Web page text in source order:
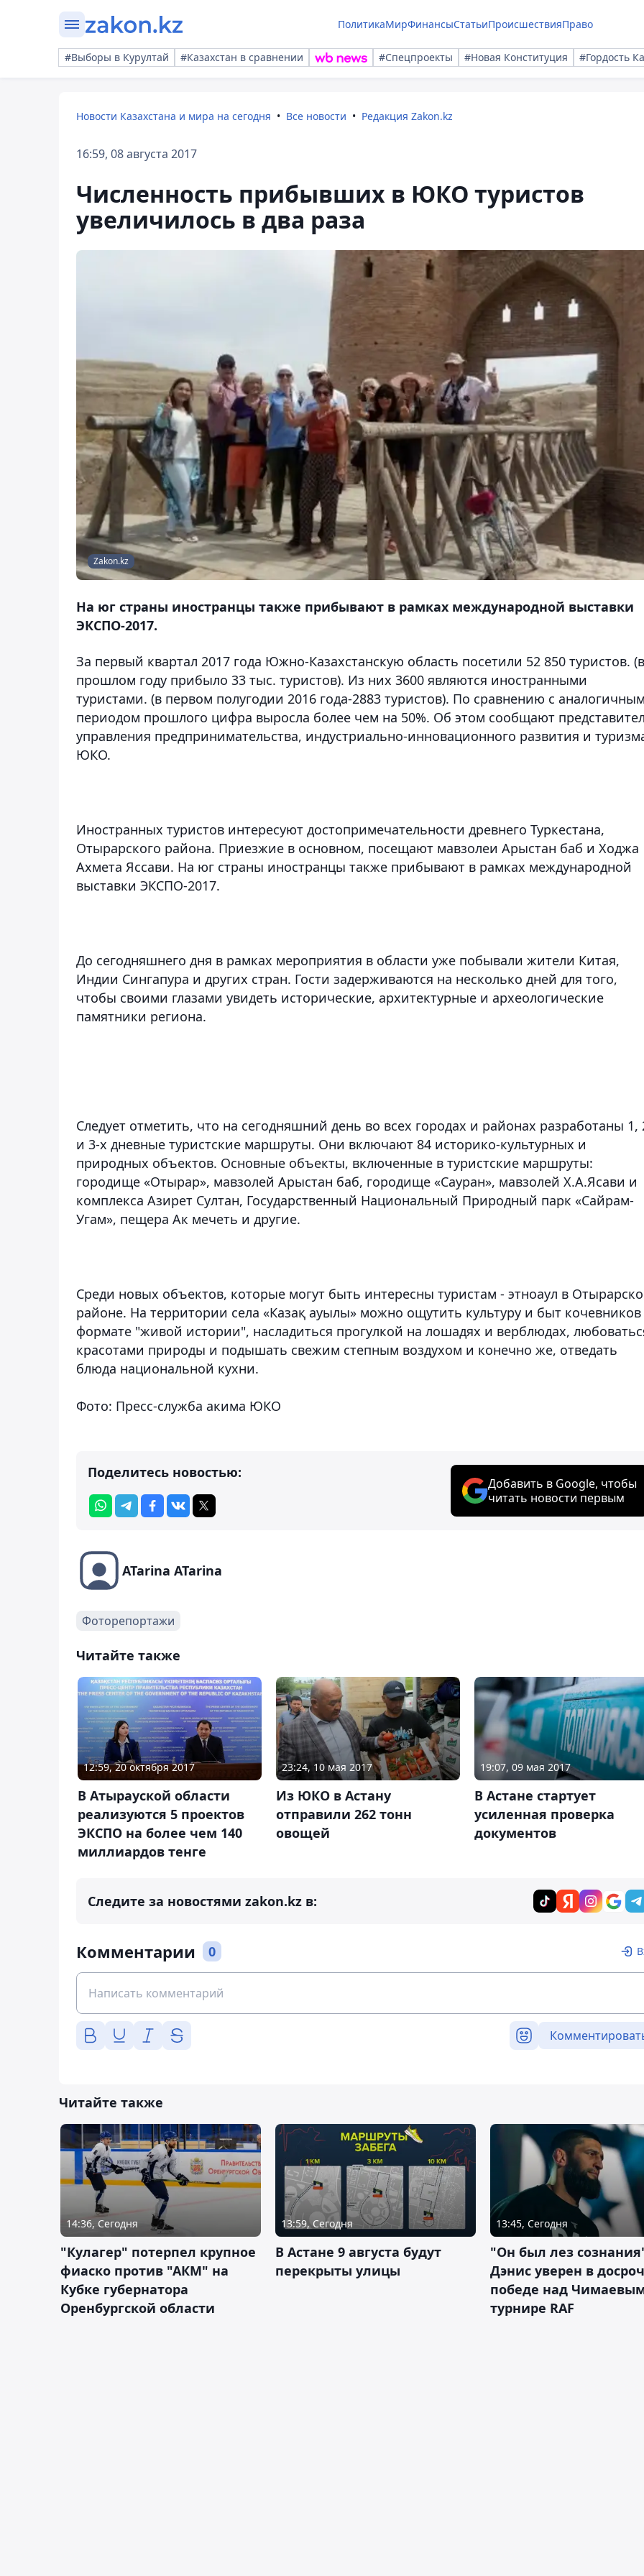
ПолитикаМирФинансыСтатьиПроисшествияПраво
#Выборы в Курултай #Казахстан в сравнении #Спецпроекты #Новая Конституция #Гордость
Новости Казахстана и мира на сегодня Все новости Редакция Zakon.kz
16:59, 08 августа 2017
Численность прибывших в ЮКО туристов
увеличилось в два раза
Zakon.kz
На юг страны иностранцы также прибывают в рамках международной выставки
ЭКСПО-2017.
За первый квартал 2017 года Южно-Казахстанскую область посетили 52 850 туристов. (в
прошлом году прибыло 33 тыс. туристов). Из них 3600 являются иностранными
туристами. (в первом полугодии 2016 года-2883 туристов). По сравнению с
периодом прошлого цифра выросла более чем на 50%. Об этом сообщают
управления предпринимательства, индустриально-инновационного развития и
ЮКО.
Иностранных туристов интересуют достопримечательности древнего Туркестана,
Отырарского района. Приезжие в основном, посещают мавзолеи Арыстан баб и Ходжа
Ахмета Яссави. На юг страны иностранцы также прибывают в рамках международной
выставки ЭКСПО-2017.
До сегодняшнего дня в рамках мероприятия в области уже побывали жители Китая,
Индии Сингапура и других стран. Гости задерживаются на несколько дней для того,
чтобы своими глазами увидеть исторические, архитектурные и археологические
памятники региона.
Следует отметить, что на сегодняшний день во всех городах и районах разработаны 1,
и 3-х дневные туристские маршруты. Они включают 84 историко-культурных и
природных объектов. Основные объекты, включенные в туристские маршруты:
городище «Отырар», мавзолей Арыстан баб, городище «Сауран», мавзолей Х.А.Ясави и
комплекса Азирет Султан, Государственный Национальный Природный парк «Сайрам-
Угам», пещера Ак мечеть и другие.
Среди новых объектов, которые могут быть интересны туристам - этноаул в
районе. На территории села «Казақ ауылы» можно ощутить культуру и быт кочевников
формате "живой истории", насладиться прогулкой на лошадях и верблюдах,
красотами природы и подышать свежим степным воздухом и конечно же, отведать
блюда национальной кухни.
Фото: Пресс-служба акима ЮКО
Поделитесь новостью:
Добавить в Google, чтобы
читать новости первым
ATarina ATarina
Фоторепортажи
Читайте также
12:59, 20 октября 2017
В Атырауской области
реализуются 5 проектов
ЭКСПО на более чем 140
миллиардов тенге
23:24, 10 мая 2017
Из ЮКО в Астану
отправили 262 тонн
овощей
19:07, 09 мая 2017
В Астане стартует
усиленная проверка
документов
Следите за новостями zakon.kz в:
Комментарии 0
Читайте также
14:36, Сегодня
"Кулагер" потерпел крупное
фиаско против "АКМ" на
Кубке губернатора
Оренбургской области
13:59, Сегодня
В Астане 9 августа будут
перекрыты улицы
13:45, Сегодня
"Он был лез
Дэнис уверен в
победе над
турнире RAF